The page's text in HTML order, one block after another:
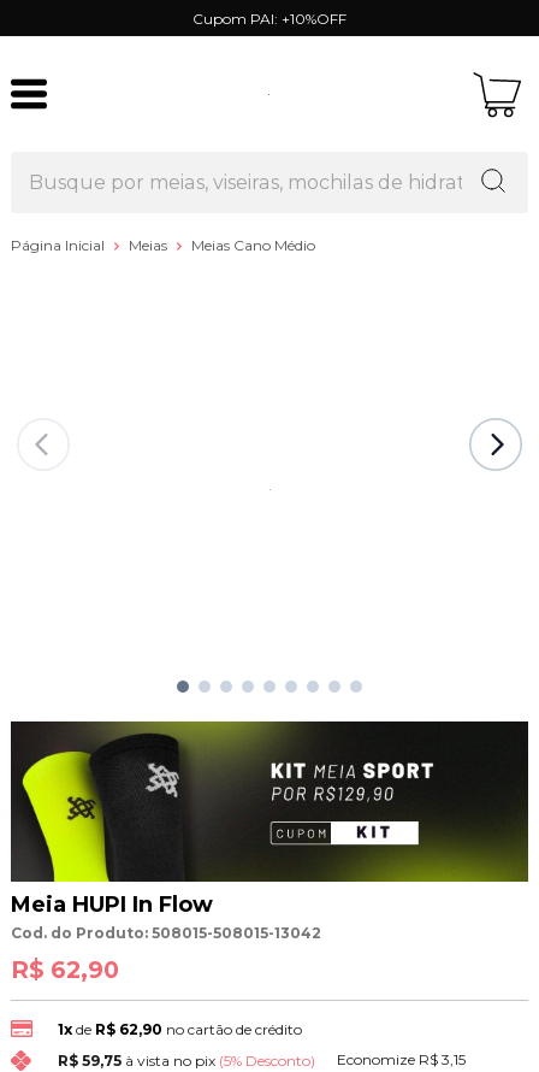
Cupom PAI: +10%OFF
Página Inicial Meias Meias Cano Médio
Meia HUPI In Flow
Cod. do Produto: 508015-508015-13042
R$ 62,90
1xde R$ 62,90 no cartão de crédito
R$ 59,75 à vista no pix (5% Desconto) Economize R$ 3,15